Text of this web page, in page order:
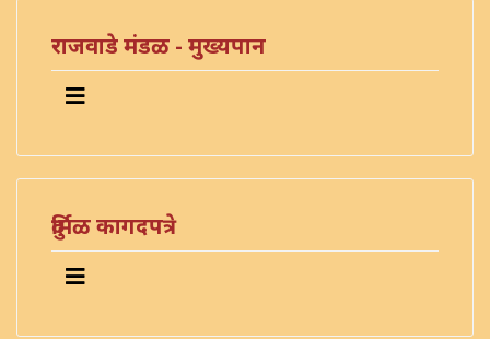
राजवाडे मंडळ - मुख्यपान
दुर्मिळ कागदपत्रे